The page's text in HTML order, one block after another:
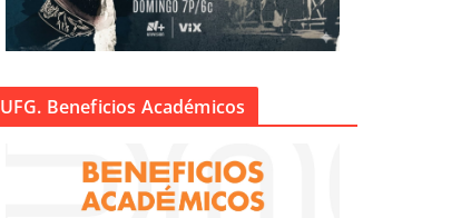
UFG. Beneficios Académicos